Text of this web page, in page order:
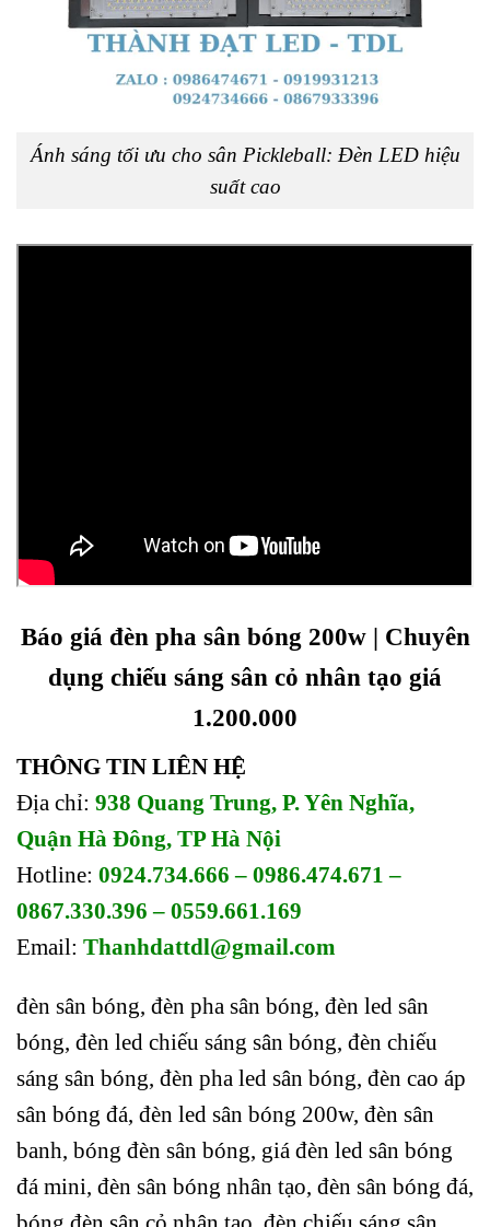
Ánh sáng tối ưu cho sân Pickleball: Đèn LED hiệu
suất cao
Báo giá đèn pha sân bóng 200w | Chuyên
dụng chiếu sáng sân cỏ nhân tạo giá
1.200.000
THÔNG TIN LIÊN HỆ
Địa chỉ: 938 Quang Trung, P. Yên Nghĩa,
Quận Hà Đông, TP Hà Nội
Hotline: 0924.734.666 – 0986.474.671 –
0867.330.396 – 0559.661.169
Email: Thanhdattdl@gmail.com
đèn sân bóng, đèn pha sân bóng, đèn led sân
bóng, đèn led chiếu sáng sân bóng, đèn chiếu
sáng sân bóng, đèn pha led sân bóng, đèn cao áp
sân bóng đá, đèn led sân bóng 200w, đèn sân
banh, bóng đèn sân bóng, giá đèn led sân bóng
đá mini, đèn sân bóng nhân tạo, đèn sân bóng đá,